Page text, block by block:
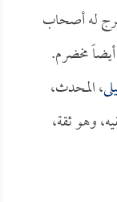
له أصحاب
أيضاً مخضرم.
، المحدث،
وهو ثقة،